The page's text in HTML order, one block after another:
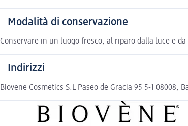
Modalità di conservazione
Conservare in un luogo fresco, al riparo dalla luce e
Indirizzi
Biovene Cosmetics S.L Paseo de Gracia 95 5-1 08008,